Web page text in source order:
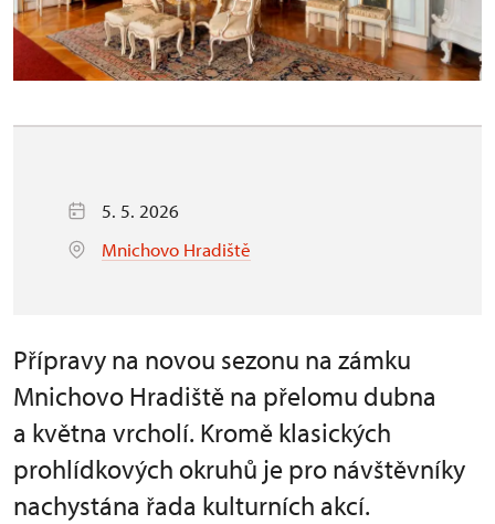
5. 5. 2026
Mnichovo Hradiště
Přípravy na novou sezonu na zámku
Mnichovo Hradiště na přelomu dubna
a května vrcholí. Kromě klasických
prohlídkových okruhů je pro návštěvníky
nachystána řada kulturních akcí.